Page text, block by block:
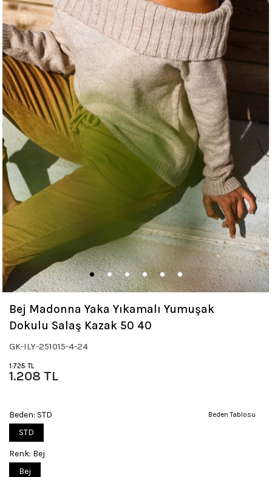
Bej Madonna Yaka Yıkamalı Yumuşak
Dokulu Salaş Kazak 50 40
GK-ILY-251015-4-24
1.725 TL
1.208 TL
Beden Tablosu
Beden: STD
STD
Renk: Bej
Bej